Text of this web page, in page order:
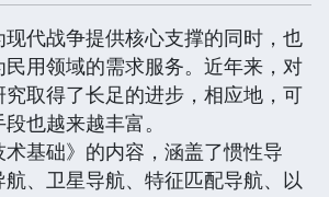
代战争提供核心支撑的同时，也
民用领域的需求服务。近年来，对
取得了长足的进步，相应地，可
也越来越丰富。
基础》的内容，涵盖了惯性导
、卫星导航、特征匹配导航、以